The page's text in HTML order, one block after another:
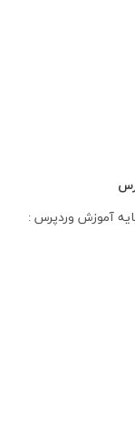
آموزش وردپرس :